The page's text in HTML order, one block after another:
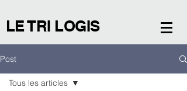
LE TRI LOGIS
Post
Tous les articles